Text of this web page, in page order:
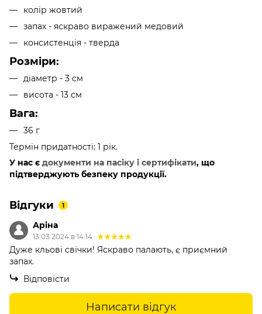
колір жовтий
запах - яскраво виражений медовий
консистенція - тверда
Розміри:
діаметр - 3 см
висота - 13 см
Вага:
36 г
Термін придатності: 1 рік.
У нас є документи на пасіку і сертифікати, що
підтверджують безпеку продукції.
Відгуки 1
Аріна
13.03.2024 в 14:14
Дуже кльові свічки! Яскраво палають, є приємний
запах.
Відповісти
Написати відгук